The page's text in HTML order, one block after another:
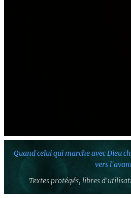
Quand celui qui marche avec Dieu
vers
Textes protégés, libres